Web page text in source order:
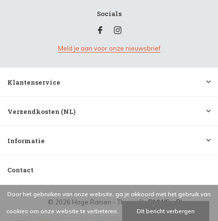
Socials
Meld je aan voor onze nieuwsbrief
Klantenservice
Verzendkosten (NL)
Informatie
Contact
© 2026 Hoge Ramen - Theme ByDMWSxPlus+
Door het gebruiken van onze website, ga je akkoord met het gebruik van
cookies om onze website te verbeteren. Dit bericht verbergen